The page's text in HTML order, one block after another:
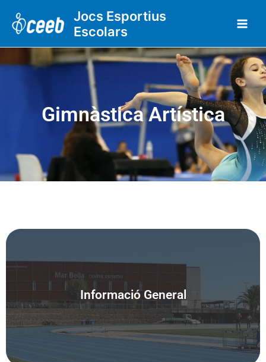
contingut
Jocs Esportius
Escolars
Gimnàstica Artística
Informació General
Accedeix